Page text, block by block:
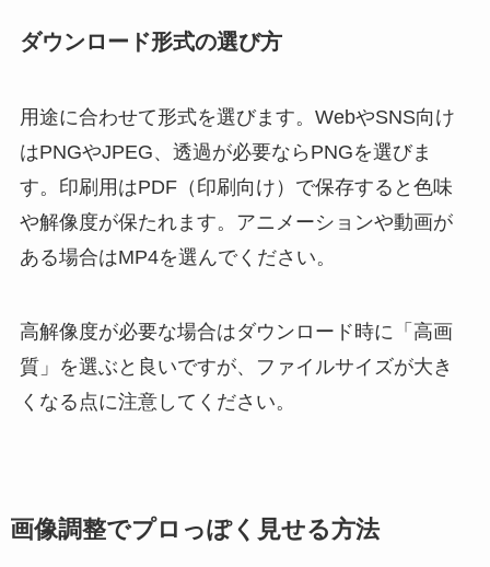
ダウンロード形式の選び方
用途に合わせて形式を選びます。WebやSNS向け
はPNGやJPEG、透過が必要ならPNGを選びま
す。印刷用はPDF（印刷向け）で保存すると色味
や解像度が保たれます。アニメーションや動画が
ある場合はMP4を選んでください。
高解像度が必要な場合はダウンロード時に「高画
質」を選ぶと良いですが、ファイルサイズが大き
くなる点に注意してください。
画像調整でプロっぽく見せる方法